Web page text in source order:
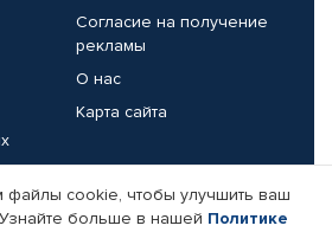
Согласие на получение
рекламы
О нас
Карта сайта
файлы cookie, чтобы улучшить ваш
больше в нашей Политике